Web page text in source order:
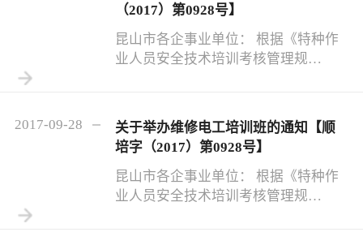
（2017）第0928号】
昆山市各企事业单位： 根据《特种作
业人员安全技术培训考核管理规
焊工（初级技能等级证和上岗证）培
训班 有关事项通知如下： 一、 培训对
象及条件 1. 待业、再就业、在职从事
电焊工工作有一定实习经历或无基础
人员。 2. 18 -60 周岁，初中以上学
2017-09-28
关于举办维修电工培训班的通知【顺
培字（2017）第0928号】
昆山市各企事业单位： 根据《特种作
业人员安全技术培训考核管理规